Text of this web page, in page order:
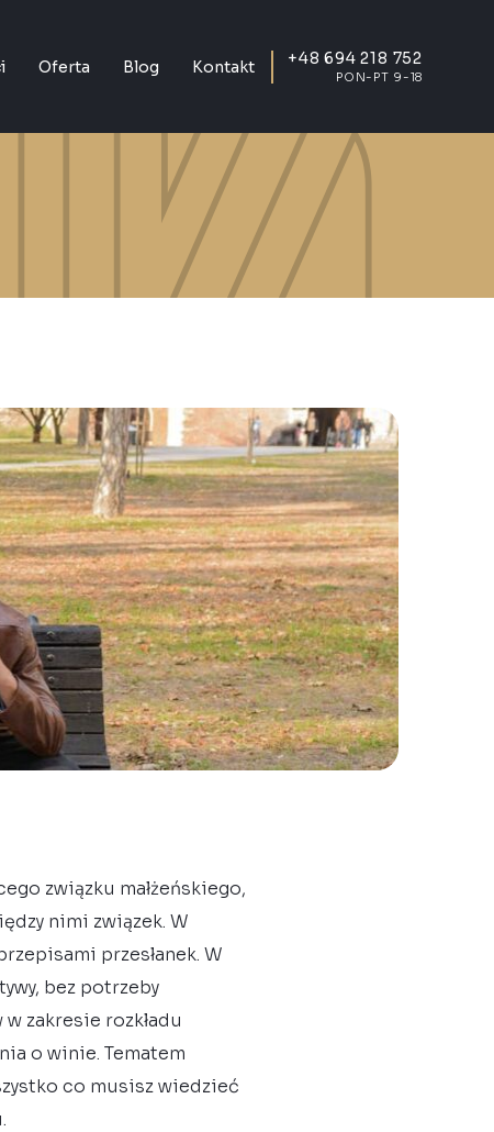
Oferta Blog Kontakt +48 694 218 752
PON-PT 9-18
związku małżeńskiego,
nimi związek. W
przesłanek. W
bez potrzeby
zakresie rozkładu
o winie. Tematem
co musisz wiedzieć